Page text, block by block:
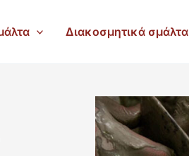
Διακοσμητικά σμάλτα